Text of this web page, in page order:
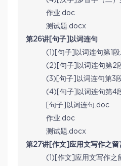
作业.doc
测试题.docx
第26讲[句子]以词连句
(1)[句子]以词连句第1
(2)[句子]以词连句第2
(3)[句子]以词连句第3
(4)[句子]以词连句第4
[句子]以词连句.doc
作业.doc
测试题.docx
第27讲[作文]应用文写作之留
(1)[作文]应用文写作之